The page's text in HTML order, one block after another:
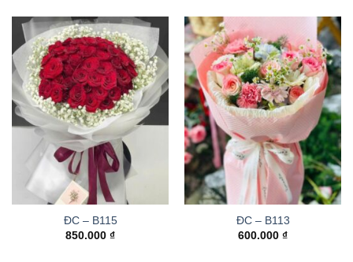
ĐC – B115
850.000 ₫
ĐC – B113
600.000 ₫